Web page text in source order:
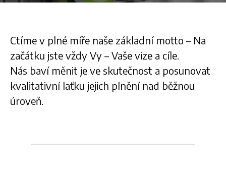
Ctíme v plné míře naše základní motto – Na
začátku jste vždy Vy – Vaše vize a cíle.
Nás baví měnit je ve skutečnost a posunovat
kvalitativní laťku jejich plnění nad běžnou
úroveň.